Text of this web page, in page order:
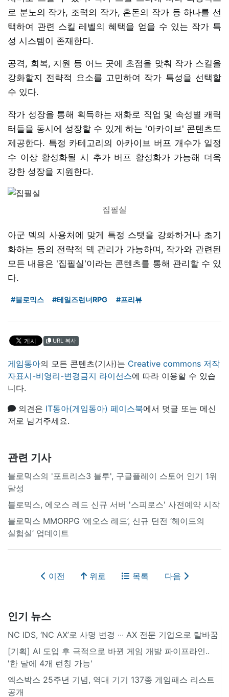
로 분노의 작가, 조력의 작가, 혼돈의 작가 등 하나를 선
택하여 관련 스킬 레벨의 혜택을 얻을 수 있는 작가 특
성 시스템이 존재한다.
공격, 회복, 지원 등 어느 곳에 초점을 맞춰 작가 스킬을
강화할지 전략적 요소를 고민하여 작가 특성을 선택할
수 있다.
작가 성장을 통해 획득하는 재화로 직업 및 속성별 캐릭
터들을 동시에 성장할 수 있게 하는 '아카이브' 콘텐츠도
제공한다. 특정 카테고리의 아카이브 버프 개수가 일정
수 이상 활성화될 시 추가 버프 활성화가 가능해 더욱
강한 성장을 지원한다.
집필실
아군 덱의 사용처에 맞게 특정 스탯을 강화하거나 초기
화하는 등의 전략적 덱 관리가 가능하며, 작가와 관련된
모든 내용은 '집필실'이라는 콘텐츠를 통해 관리할 수 있
다.
#블로믹스 #테일즈런너RPG #프리뷰
URL 복사
게임동아의 모든 콘텐츠(기사)는 Creative commons 저작
자표시-비영리-변경금지 라이선스에 따라 이용할 수 있습
니다.
의견은 IT동아(게임동아) 페이스북에서 덧글 또는 메신
저로 남겨주세요.
관련 기사
블로믹스의 '포트리스3 블루', 구글플레이 스토어 인기 1위
달성
블로믹스, 에오스 레드 신규 서버 '스피로스' 사전예약 시작
블로믹스 MMORPG ‘에오스 레드’, 신규 던전 ‘헤이드의
실험실’ 업데이트
이전 위로 목록 다음
인기 뉴스
NC IDS, ‘NC AX’로 사명 변경 ∙∙∙ AX 전문 기업으로 탈바꿈
[기획] AI 도입 후 극적으로 바뀐 게임 개발 파이프라인..
'한 달에 4개 런칭 가능'
엑스박스 25주년 기념, 역대 기기 137종 게임패스 리스트
공개